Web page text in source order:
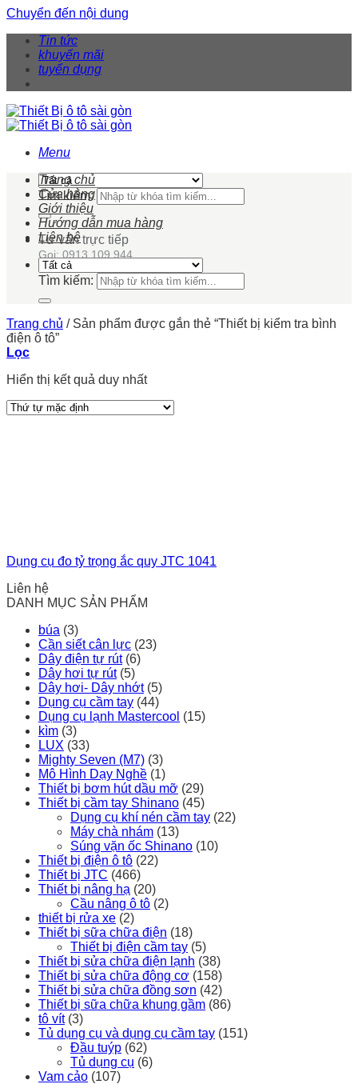
Chuyển đến nội dung
Tin tức
khuyến mãi
tuyển dụng
Menu
Tìm kiếm:
Tư vấn trực tiếp
Gọi: 0913 109 944
Trang chủ
Cửa hàng
Giới thiệu
Hướng dẫn mua hàng
Liên hệ
Tìm kiếm:
Trang chủ /Sản phẩm được gắn thẻ “Thiết bị kiểm tra bình
điện ô tô”
Lọc
Hiển thị kết quả duy nhất
Dụng cụ đo tỷ trọng ắc quy JTC 1041
Liên hệ
DANH MỤC SẢN PHẨM
búa (3)
Cần siết cân lực (23)
Dây điện tự rút (6)
Dây hơi tự rút (5)
Dây hơi- Dây nhớt (5)
Dụng cụ cầm tay (44)
Dụng cụ lạnh Mastercool (15)
kìm (3)
LUX (33)
Mighty Seven (M7) (3)
Mô Hình Dạy Nghề (1)
Thiết bị bơm hút dầu mỡ (29)
Thiết bị cầm tay Shinano (45)
Dụng cụ khí nén cầm tay (22)
Máy chà nhám (13)
Súng vặn ốc Shinano (10)
Thiết bị điện ô tô (22)
Thiết bị JTC (466)
Thiết bị nâng hạ (20)
Cầu nâng ô tô (2)
thiết bị rửa xe (2)
Thiết bị sữa chữa điện (18)
Thiết bị điện cầm tay (5)
Thiết bị sửa chữa điện lạnh (38)
Thiết bị sửa chữa động cơ (158)
Thiết bị sửa chữa đồng sơn (42)
Thiết bị sữa chữa khung gầm (86)
tô vít (3)
Tủ dụng cụ và dụng cụ cầm tay (151)
Đầu tuýp (62)
Tủ dụng cụ (6)
Vam cảo (107)